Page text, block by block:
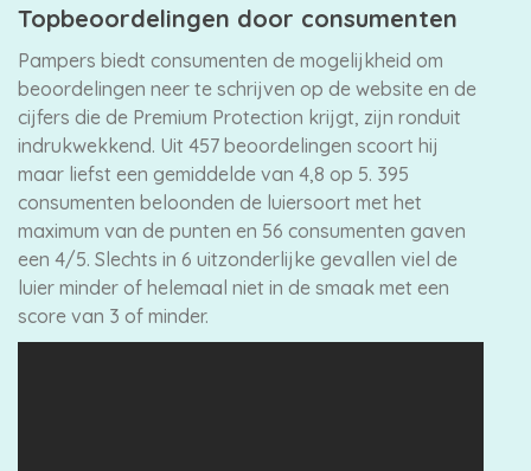
Topbeoordelingen door consumenten
Pampers biedt consumenten de mogelijkheid om
beoordelingen neer te schrijven op de website en de
cijfers die de Premium Protection krijgt, zijn ronduit
indrukwekkend. Uit 457 beoordelingen scoort hij
maar liefst een gemiddelde van 4,8 op 5. 395
consumenten beloonden de luiersoort met het
maximum van de punten en 56 consumenten gaven
een 4/5. Slechts in 6 uitzonderlijke gevallen viel de
luier minder of helemaal niet in de smaak met een
score van 3 of minder.